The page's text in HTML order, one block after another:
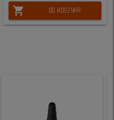
shopping_cart DO KOSZYKA